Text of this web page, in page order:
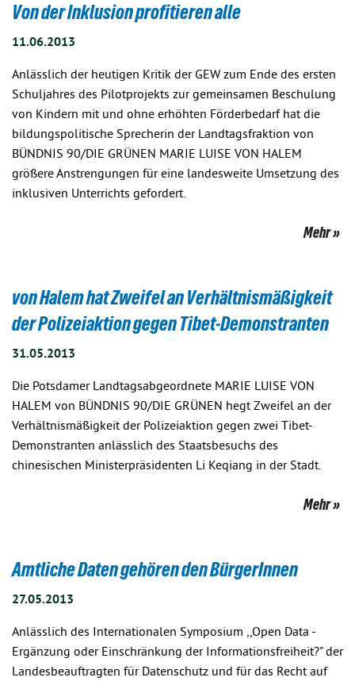
Von der Inklusion profitieren alle
11.06.2013
Anlässlich der heutigen Kritik der GEW zum Ende des ersten
Schuljahres des Pilotprojekts zur gemeinsamen Beschulung
von Kindern mit und ohne erhöhten Förderbedarf hat die
bildungspolitische Sprecherin der Landtagsfraktion von
BÜNDNIS 90/DIE GRÜNEN MARIE LUISE VON HALEM
größere Anstrengungen für eine landesweite Umsetzung des
inklusiven Unterrichts gefordert.
Mehr
von Halem hat Zweifel an Verhältnismäßigkeit
der Polizeiaktion gegen Tibet-Demonstranten
31.05.2013
Die Potsdamer Landtagsabgeordnete MARIE LUISE VON
HALEM von BÜNDNIS 90/DIE GRÜNEN hegt Zweifel an der
Verhältnismäßigkeit der Polizeiaktion gegen zwei Tibet-
Demonstranten anlässlich des Staatsbesuchs des
chinesischen Ministerpräsidenten Li Keqiang in der Stadt.
Mehr
Amtliche Daten gehören den BürgerInnen
27.05.2013
Anlässlich des Internationalen Symposium ,,Open Data -
Ergänzung oder Einschränkung der Informationsfreiheit?" der
Landesbeauftragten für Datenschutz und für das Recht auf